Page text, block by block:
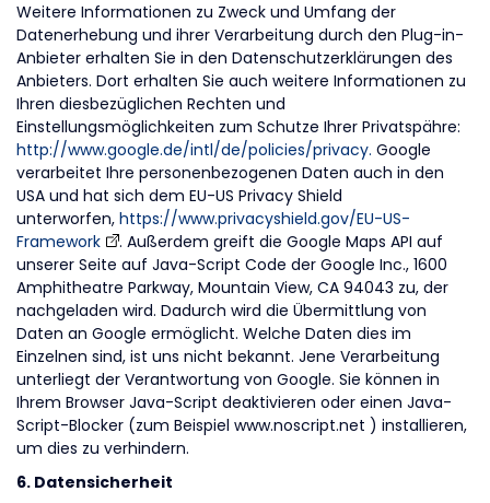
Weitere Informationen zu Zweck und Umfang der
Datenerhebung und ihrer Verarbeitung durch den Plug-in-
Anbieter erhalten Sie in den Datenschutzerklärungen des
Anbieters. Dort erhalten Sie auch weitere Informationen zu
Ihren diesbezüglichen Rechten und
Einstellungsmöglichkeiten zum Schutze Ihrer Privatspähre:
http://www.google.de/intl/de/policies/privacy. Google
verarbeitet Ihre personenbezogenen Daten auch in den
USA und hat sich dem EU-US Privacy Shield
unterworfen, https://www.privacyshield.gov/EU-US-
Framework
. Außerdem greift die Google Maps API auf
unserer Seite auf Java-Script Code der Google Inc., 1600
Amphitheatre Parkway, Mountain View, CA 94043 zu, der
nachgeladen wird. Dadurch wird die Übermittlung von
Daten an Google ermöglicht. Welche Daten dies im
Einzelnen sind, ist uns nicht bekannt. Jene Verarbeitung
unterliegt der Verantwortung von Google. Sie können in
Ihrem Browser Java-Script deaktivieren oder einen Java-
Script-Blocker (zum Beispiel www.noscript.net ) installieren,
um dies zu verhindern.
6. Datensicherheit